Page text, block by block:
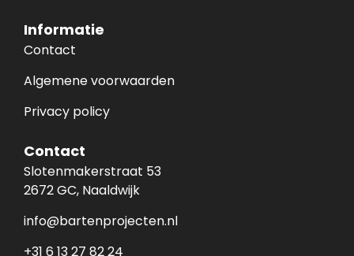
Informatie
Contact
Algemene voorwaarden
Privacy policy
Contact
Slotenmakerstraat 53
2672 GC, Naaldwijk
info@bartenprojecten.nl
+31 6 13 27 82 24